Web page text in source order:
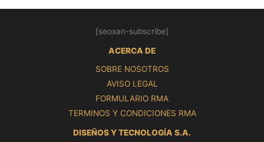
[seoxan-subscribe]
ACERCA DE
SOBRE NOSOTROS
AVISO LEGAL
FORMULARIO RMA
TERMINOS Y CONDICIONES RMA
DISEÑOS Y TECNOLOGÍA S.A.